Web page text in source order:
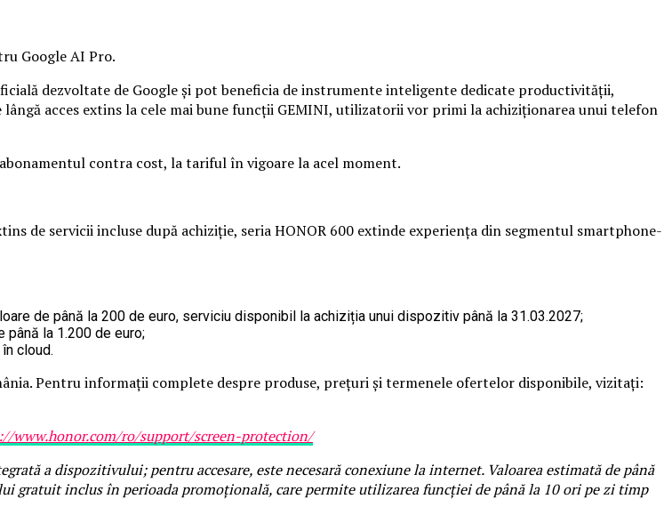
Google AI Pro.
dezvoltate de Google și pot beneficia de instrumente inteligente dedicate productivității,
acces extins la cele mai bune funcții GEMINI, utilizatorii vor primi la achiziționarea unui telefon
contra cost, la tariful în vigoare la acel moment.
de servicii incluse după achiziție, seria HONOR 600 extinde experiența din segmentul smartphone-
de până la 200 de euro, serviciu disponibil la achiziția unui dispozitiv până la 31.03.2027;
până la 1.200 de euro;
cloud.
Pentru informații complete despre produse, prețuri și termenele ofertelor disponibile, vizitați:
www.honor.com/ro/support/screen-protection/
a dispozitivului; pentru accesare, este necesară conexiune la internet. Valoarea estimată de până
gratuit inclus în perioada promoțională, care permite utilizarea funcției de până la 10 ori pe zi timp